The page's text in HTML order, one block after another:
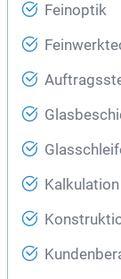
Feinoptik
Kalkulation